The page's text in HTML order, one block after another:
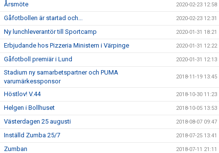
Årsmöte 2020-02-23 12:58
Gåfotbollen är startad och... 2020-02-23 12:31
Ny lunchleverantör till Sportcamp 2020-01-31 18:21
Erbjudande hos Pizzeria Ministern i Värpinge 2020-01-31 12:22
Gåfotboll premiär i Lund 2020-01-31 12:13
Stadium ny samarbetspartner och PUMA
varumärkessponsor
2018-11-19 13:45
Höstlov! V.44 2018-10-30 11:23
Helgen i Bollhuset 2018-10-05 13:53
Västerdagen 25 augusti 2018-08-07 09:47
Inställd Zumba 25/7 2018-07-25 13:41
Zumban 2018-07-11 21:11